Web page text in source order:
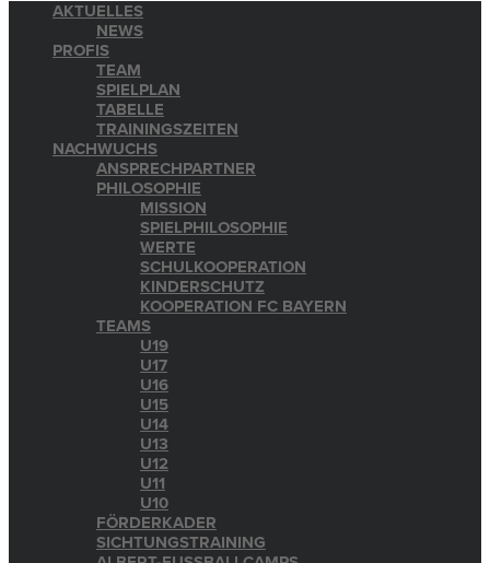
AKTUELLES
NEWS
PROFIS
TEAM
SPIELPLAN
TABELLE
TRAININGSZEITEN
NACHWUCHS
ANSPRECHPARTNER
PHILOSOPHIE
MISSION
SPIELPHILOSOPHIE
WERTE
SCHULKOOPERATION
KINDERSCHUTZ
KOOPERATION FC BAYERN
TEAMS
U19
U17
U16
U15
U14
U13
U12
U11
U10
FÖRDERKADER
SICHTUNGSTRAINING